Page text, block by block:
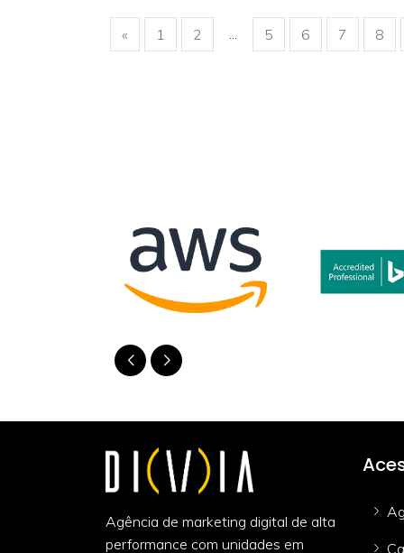
« 1 2 ... 5 6 7 8
Agência de marketing digital de alta
performance com unidades em